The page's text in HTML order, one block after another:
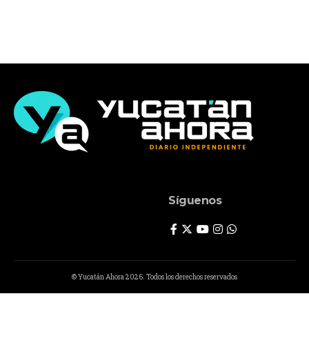
Síguenos
© Yucatán Ahora 2026. Todos los derechos reservados